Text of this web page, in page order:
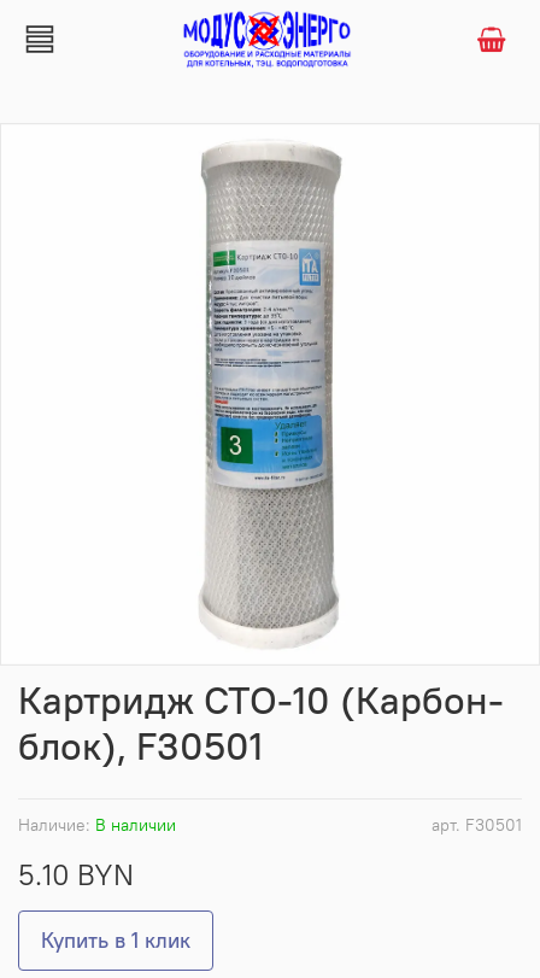
арт. F30501
Наличие: В наличии
Картридж CTO-10 (Карбон-
блок), F30501
5.10 BYN
Купить в 1 клик